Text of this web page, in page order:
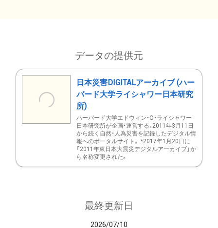
データの提供元
日本災害DIGITALアーカイブ (ハー
バード大学ライシャワー日本研究
所)
ハーバード大学エドウィン・O・ライシャワー
日本研究所が企画・運営する、2011年3月11日
から続く自然・人為災害を記録したデジタル情
報へのポータルサイト。 *2017年1月20日に
「2011年東日本大震災デジタルアーカイブ」か
ら名称変更された。
最終更新日
2026/07/10